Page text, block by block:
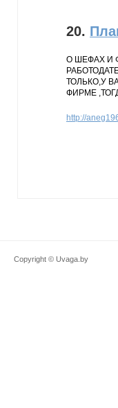
20.
О ШЕФАХ И
ТОЛЬКО,У
ФИРМЕ
http://
Copyright © Uvaga.by